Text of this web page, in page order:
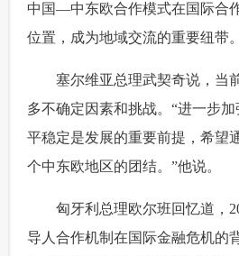
中国—中东欧合作模式在国际合
位置，成为地域交流的重要纽带。
塞尔维亚总理武契奇说，当
多不确定因素和挑战。“进一步
平稳定是发展的重要前提，希望
个中东欧地区的团结。”他说。
匈牙利总理欧尔班回忆道，
导人合作机制在国际金融危机的